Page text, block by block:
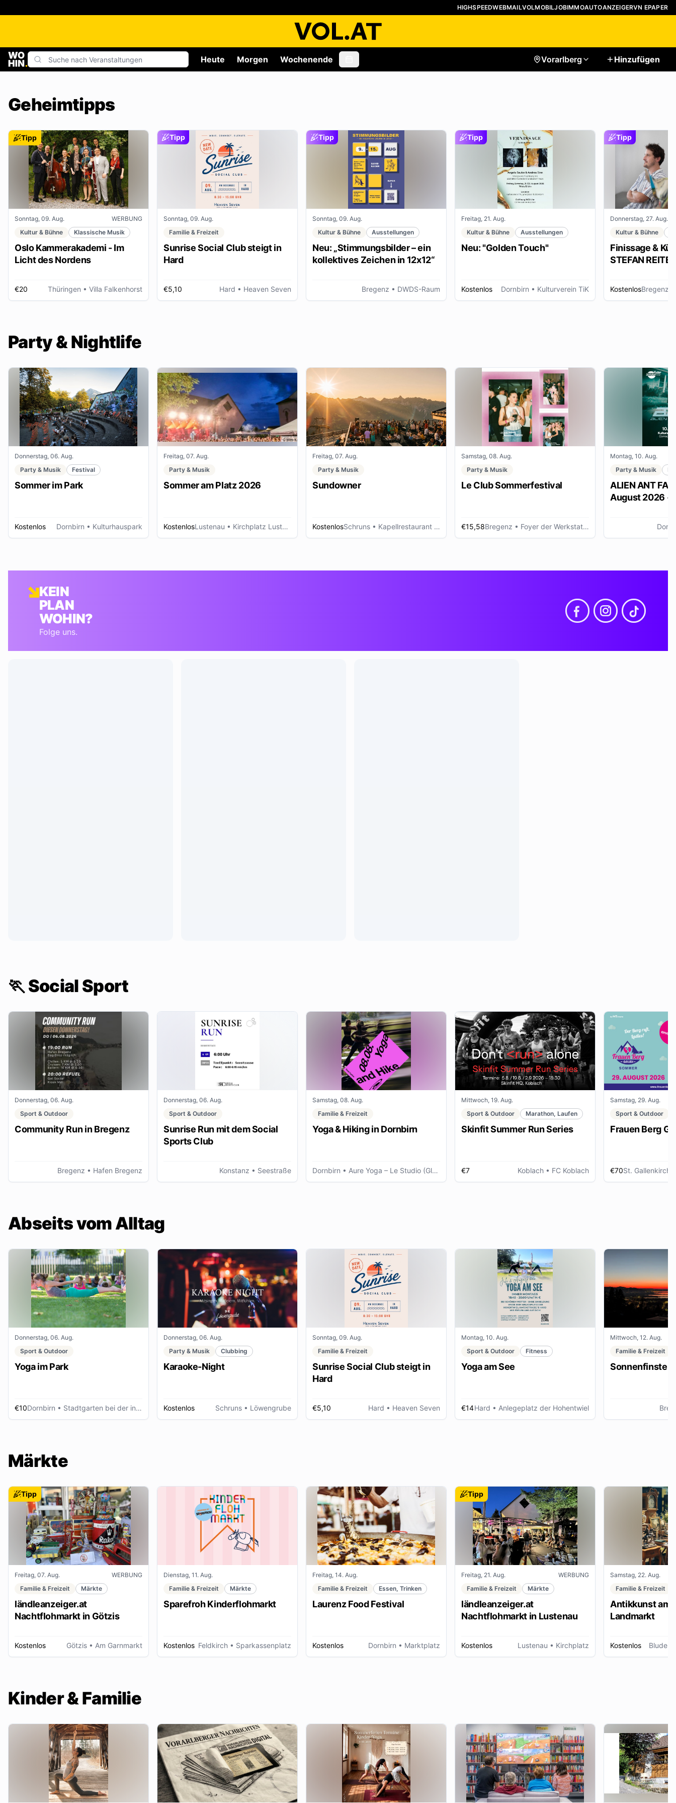
HIGHSPEEDWEBMAILVOLMOBILJOBIMMOAUTOANZEIGERVN EPAPER
Heute Morgen Wochenende Vorarlberg Hinzufügen
Geheimtipps
Tipp
Sonntag, 09. Aug.
WERBUNG
Kultur & Bühne
Klassische Musik
Oslo Kammerakademi - Im
Licht des Nordens
€20 Thüringen • Villa Falkenhorst
Tipp
Sonntag, 09. Aug.
Familie & Freizeit
Sunrise Social Club steigt in
Hard
€5,10 Hard • Heaven Seven
Tipp
Sonntag, 09. Aug.
Kultur & Bühne
Ausstellungen
Neu: „Stimmungsbilder – ein
kollektives Zeichen in 12x12“
Bregenz • DWDS-Raum
Tipp
Freitag, 21. Aug.
Kultur & Bühne
Ausstellungen
Neu: "Golden Touch"
Kostenlos Dornbirn • Kulturverein TiK
Tipp
Donnerstag, 27. Aug.
Kultur & Bühne
Finissage &
STEFAN
KostenlosBregenz
Party & Nightlife
Donnerstag, 06. Aug.
Party & Musik
Festival
Sommer im Park
Kostenlos Dornbirn • Kulturhauspark
Freitag, 07. Aug.
Party & Musik
Sommer am Platz 2026
KostenlosLustenau • Kirchplatz Lustenau
Freitag, 07. Aug.
Party & Musik
Sundowner
KostenlosSchruns • Kapellrestaurant - Hochjoch
Samstag, 08. Aug.
Party & Musik
Le Club Sommerfestival
€15,58Bregenz • Foyer der Werkstattbühne, Bregenz (AT)
Montag, 10. Aug.
Party & Musik
ALIEN ANT
August 2026 •
KEIN
PLAN
WOHIN?
Folge uns.
🏃 Social Sport
Donnerstag, 06. Aug.
Sport & Outdoor
Community Run in Bregenz
Bregenz • Hafen Bregenz
Donnerstag, 06. Aug.
Sport & Outdoor
Sunrise Run mit dem Social
Sports Club
Konstanz • Seestraße
Samstag, 08. Aug.
Familie & Freizeit
Yoga & Hiking in Dornbirn
Dornbirn • Aure Yoga – Le Studio (Glöggele Haus)
Mittwoch, 19. Aug.
Sport & Outdoor
Marathon, Laufen
Skinfit Summer Run Series
€7 Koblach • FC Koblach
Samstag, 29. Aug.
Sport & Outdoor
Frauen Berg
€70St. Gallenkirch
Abseits vom Alltag
Donnerstag, 06. Aug.
Sport & Outdoor
Yoga im Park
€10Dornbirn • Stadtgarten bei der inatura
Donnerstag, 06. Aug.
Party & Musik
Clubbing
Karaoke-Night
Kostenlos Schruns • Löwengrube
Sonntag, 09. Aug.
Familie & Freizeit
Sunrise Social Club steigt in
Hard
€5,10 Hard • Heaven Seven
Montag, 10. Aug.
Sport & Outdoor
Fitness
Yoga am See
€14Hard • Anlegeplatz der Hohentwiel
Mittwoch, 12. Aug.
Familie & Freizeit
Märkte
Tipp
Freitag, 07. Aug.
WERBUNG
Familie & Freizeit
Märkte
ländleanzeiger.at
Nachtflohmarkt in Götzis
Kostenlos Götzis • Am Garnmarkt
Dienstag, 11. Aug.
Familie & Freizeit
Märkte
Sparefroh Kinderflohmarkt
Kostenlos Feldkirch • Sparkassenplatz
Freitag, 14. Aug.
Familie & Freizeit
Essen, Trinken
Laurenz Food Festival
Kostenlos Dornbirn • Marktplatz
Tipp
Freitag, 21. Aug.
WERBUNG
Familie & Freizeit
Märkte
ländleanzeiger.at
Nachtflohmarkt in Lustenau
Kostenlos Lustenau • Kirchplatz
Samstag, 22. Aug.
Familie & Freizeit
Antikkunst am
Landmarkt
Kostenlos Bludenz
Kinder & Familie